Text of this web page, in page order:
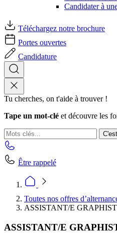
Candidater à
Téléchargez notre brochure
Portes ouvertes
Candidature
Tu cherches, on t'aide à trouver !
Tape un mot-clé et découvre les
Être rappelé
Toutes nos offres
ASSISTANT/E
ASSISTANT/E